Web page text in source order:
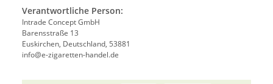
Verantwortliche Person:
Intrade Concept GmbH
Barensstraße 13
Euskirchen, Deutschland, 53881
info@e-zigaretten-handel.de